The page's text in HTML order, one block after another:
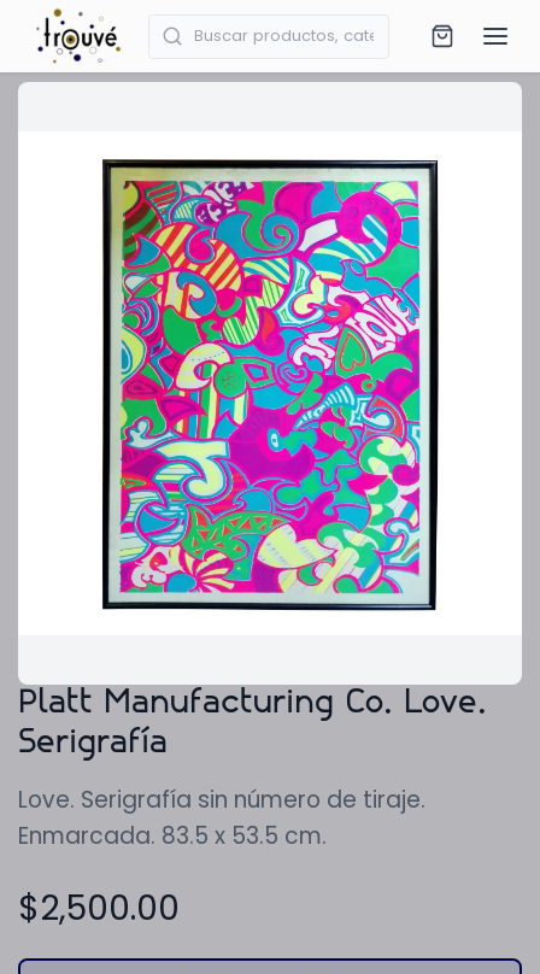
Platt Manufacturing Co. Love.
Serigrafía
Love. Serigrafía sin número de tiraje.
Enmarcada. 83.5 x 53.5 cm.
$2,500.00